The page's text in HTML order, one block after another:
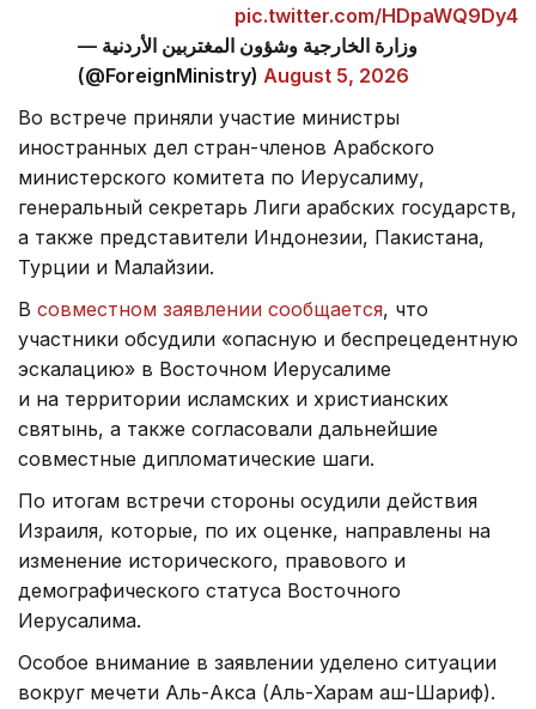
pic.twitter.com/HDpaWQ9Dy4
— وزارة الخارجية وشؤون المغتربين الأردنية
(@ForeignMinistry) August 5, 2026
Во встрече приняли участие министры
иностранных дел стран-членов Арабского
министерского комитета по Иерусалиму,
генеральный секретарь Лиги арабских государств,
а также представители Индонезии, Пакистана,
Турции и Малайзии.
В совместном заявлении сообщается, что
участники обсудили «опасную и беспрецедентную
эскалацию» в Восточном Иерусалиме
и на территории исламских и христианских
святынь, а также согласовали дальнейшие
совместные дипломатические шаги.
По итогам встречи стороны осудили действия
Израиля, которые, по их оценке, направлены на
изменение исторического, правового и
демографического статуса Восточного
Иерусалима.
Особое внимание в заявлении уделено ситуации
вокруг мечети Аль-Акса (Аль-Харам аш-Шариф).